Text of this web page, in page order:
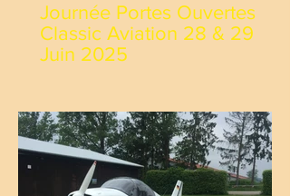
Journée Portes Ouvertes
Classic Aviation 28 & 29
Juin 2025